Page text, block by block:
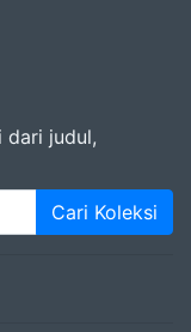
dari judul,
Cari Koleksi